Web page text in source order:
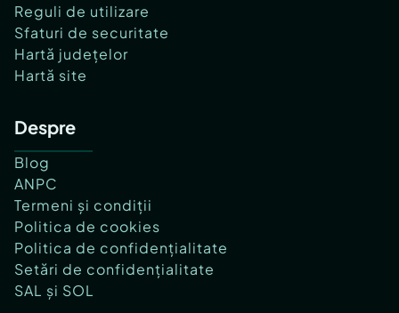
Reguli de utilizare
Sfaturi de securitate
Hartă județelor
Hartă site
Despre
Blog
ANPC
Termeni și condiții
Politica de cookies
Politica de confidențialitate
Setări de confidențialitate
SAL și SOL